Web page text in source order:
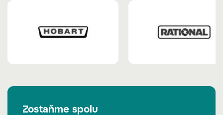
Zostaňme spolu